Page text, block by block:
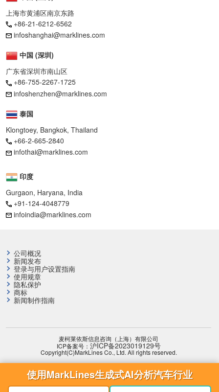
上海市黄浦区南京东路
+86-21-6212-6562
infoshanghai@marklines.com
中国 (深圳)
广东省深圳市南山区
+86-755-2267-1725
infoshenzhen@marklines.com
泰国
Klongtoey, Bangkok, Thailand
+66-2-665-2840
infothai@marklines.com
印度
Gurgaon, Haryana, India
+91-124-4048779
infoindia@marklines.com
公司概况
新闻发布
登录与用户设置指南
使用规章
隐私保护
商标
新闻制作指南
麦柯莱依斯信息咨询（上海）有限公司
ICP备案号： 沪ICP备2023019129号
Copyright(C)MarkLines Co., Ltd. All rights reserved.
使用MarkLines生成式AI分析汽车行业